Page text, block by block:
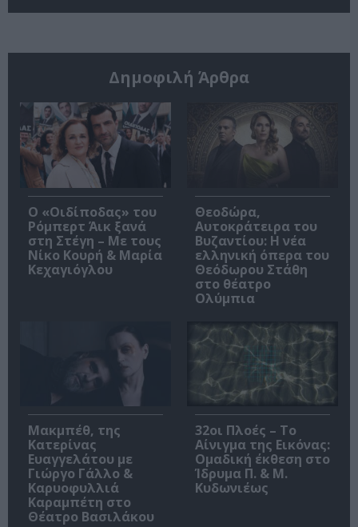
Δημοφιλή Άρθρα
O «Οιδίποδας» του
Ρόμπερτ Άικ ξανά
στη Στέγη – Με τους
Νίκο Κουρή & Μαρία
Κεχαγιόγλου
Θεοδώρα,
Αυτοκράτειρα του
Βυζαντίου: Η νέα
ελληνική όπερα του
Θεόδωρου Στάθη
στο θέατρο
Ολύμπια
Μακμπέθ, της
Κατερίνας
Ευαγγελάτου με
Γιώργο Γάλλο &
Καρυοφυλλιά
Καραμπέτη στο
Θέατρο Βασιλάκου
32οι Πλοές – Το
Αίνιγμα της Εικόνας:
Ομαδική έκθεση στο
Ίδρυμα Π. & Μ.
Κυδωνιέως